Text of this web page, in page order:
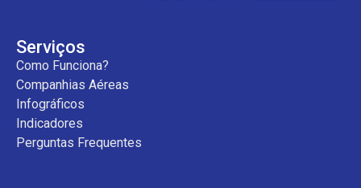
Serviços
Como Funciona?
Companhias Aéreas
Infográficos
Indicadores
Perguntas Frequentes